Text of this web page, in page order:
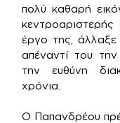
πολύ καθαρή
έργο της,
απέναντί του
την ευθύνη
χρόνια.
Ο Παπανδρέου